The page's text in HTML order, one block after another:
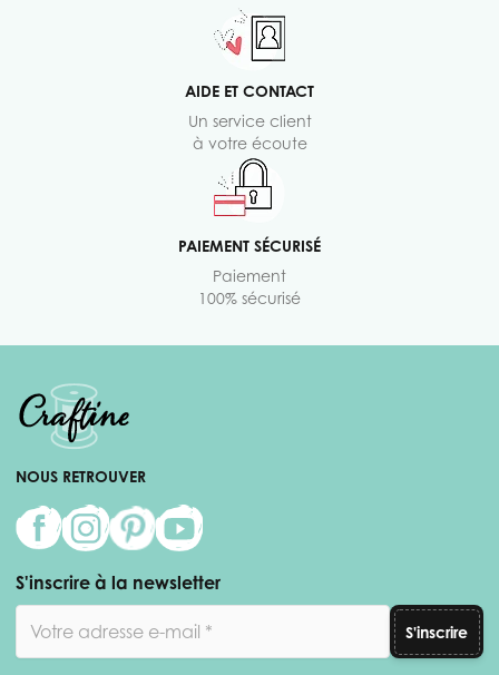
AIDE ET CONTACT
Un service client
à votre écoute
PAIEMENT SÉCURISÉ
Paiement
100% sécurisé
NOUS RETROUVER
S'inscrire à la newsletter
S'inscrire